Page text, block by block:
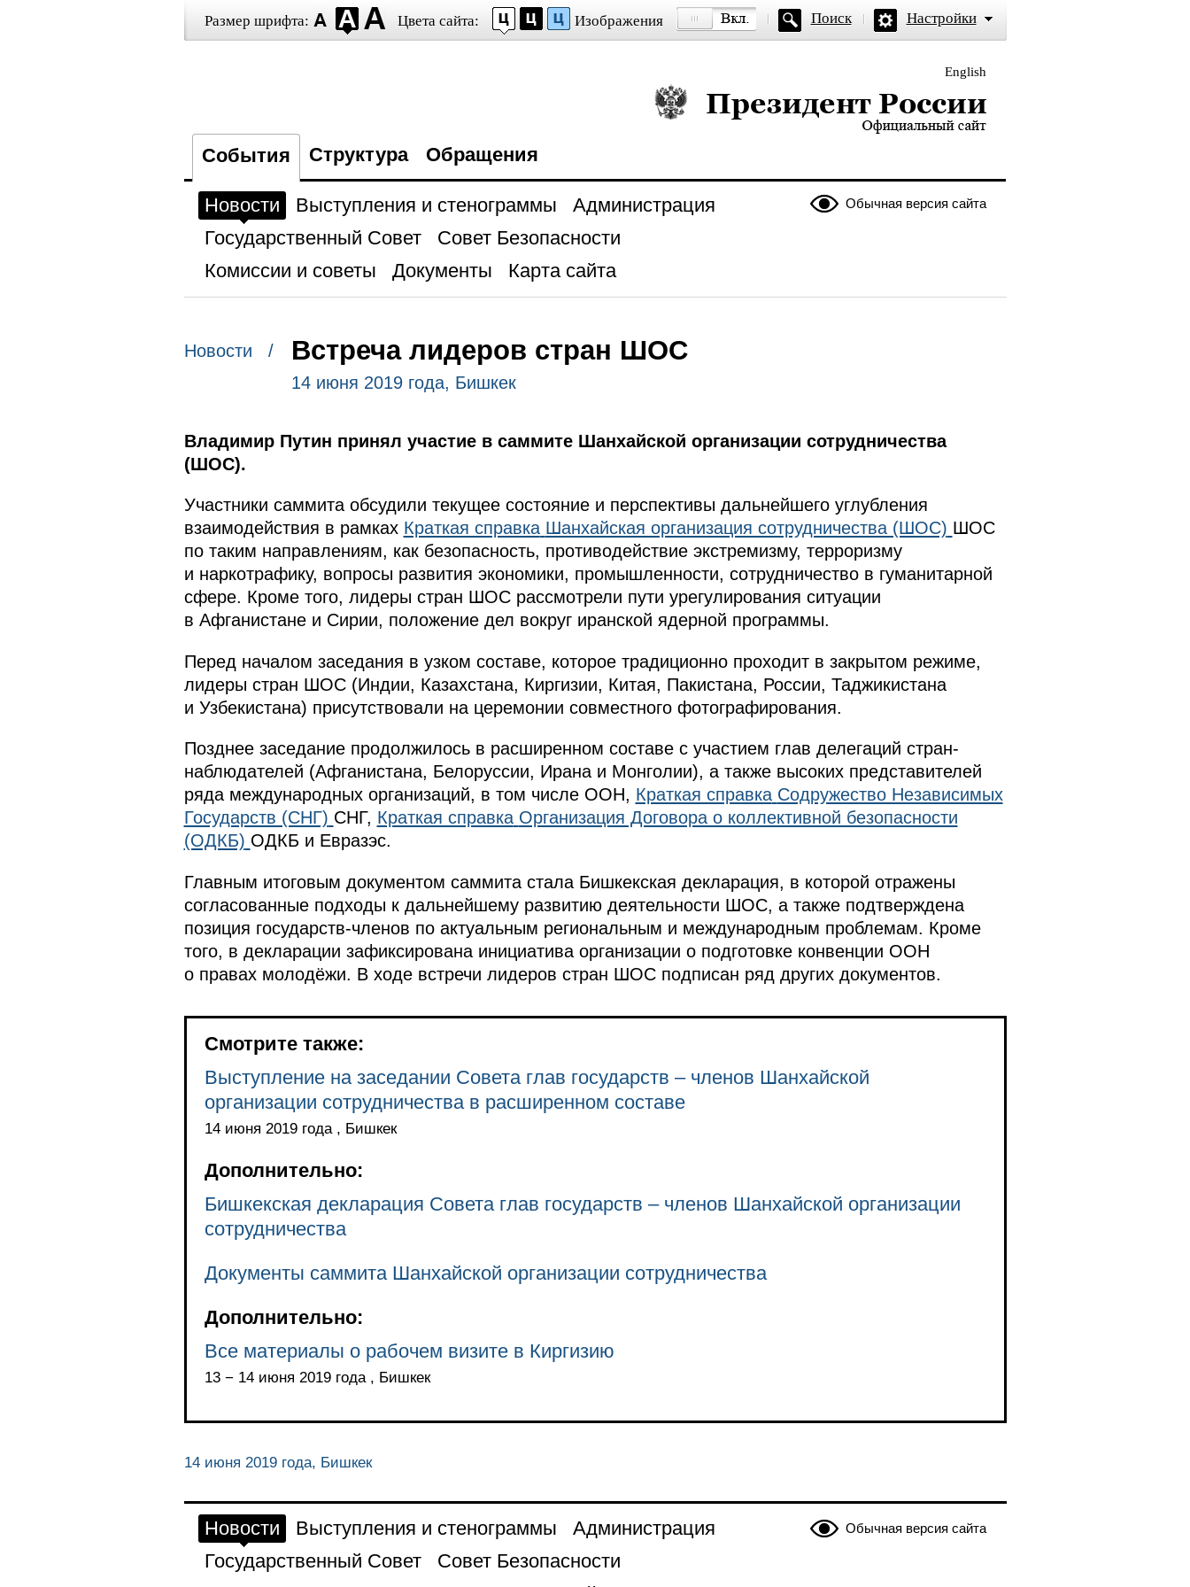
Размер шрифта: Цвета сайта: Изображения Поиск Настройки
English
Президент России — официальный сайт
События Структура Обращения
Обычная версия сайта
Новости Выступления и стенограммы
Администрация
Государственный Совет
Совет Безопасности
Комиссии и советы
Документы Карта сайта
Новости / Встреча лидеров стран ШОС
14 июня 2019 года, Бишкек
Владимир Путин принял участие в саммите Шанхайской организации сотрудничества
(ШОС).
Участники саммита обсудили текущее состояние и перспективы дальнейшего углубления
взаимодействия в рамках Краткая справка Шанхайская организация сотрудничества (ШОС) ШОС
по таким направлениям, как безопасность, противодействие экстремизму, терроризму
и наркотрафику, вопросы развития экономики, промышленности, сотрудничество в гуманитарной
сфере. Кроме того, лидеры стран ШОС рассмотрели пути урегулирования ситуации
в Афганистане и Сирии, положение дел вокруг иранской ядерной программы.
Перед началом заседания в узком составе, которое традиционно проходит в закрытом режиме,
лидеры стран ШОС (Индии, Казахстана, Киргизии, Китая, Пакистана, России, Таджикистана
и Узбекистана) присутствовали на церемонии совместного фотографирования.
Позднее заседание продолжилось в расширенном составе с участием глав делегаций стран-
наблюдателей (Афганистана, Белоруссии, Ирана и Монголии), а также высоких представителей
ряда международных организаций, в том числе ООН, Краткая справка Содружество Независимых
Государств (СНГ) СНГ, Краткая справка Организация Договора о коллективной безопасности
(ОДКБ) ОДКБ и Евразэс.
Главным итоговым документом саммита стала Бишкекская декларация, в которой отражены
согласованные подходы к дальнейшему развитию деятельности ШОС, а также подтверждена
позиция государств-членов по актуальным региональным и международным проблемам. Кроме
того, в декларации зафиксирована инициатива организации о подготовке конвенции ООН
о правах молодёжи. В ходе встречи лидеров стран ШОС подписан ряд других документов.
Смотрите также:
Выступление на заседании Совета глав государств – членов Шанхайской
организации сотрудничества в расширенном составе
14 июня 2019 года , Бишкек
Дополнительно:
Бишкекская декларация Совета глав государств – членов Шанхайской организации
сотрудничества
Документы саммита Шанхайской организации сотрудничества
Дополнительно:
Все материалы о рабочем визите в Киргизию
13 − 14 июня 2019 года , Бишкек
14 июня 2019 года, Бишкек
Обычная версия сайта
Новости Выступления и стенограммы
Администрация
Государственный Совет
Совет Безопасности